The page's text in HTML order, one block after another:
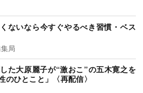
ないなら今すぐやるべき習慣・ベス
局
た大原麗子が“激おこ”の五木寛之を
のひとこと」〈再配信〉